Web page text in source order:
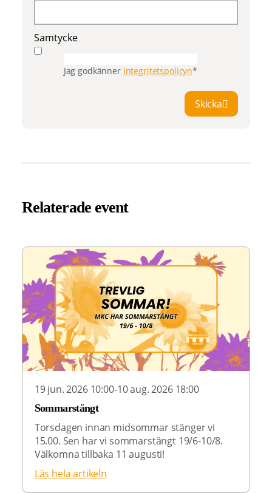
Samtycke
Jag godkänner integritetspolicyn*
Skicka
Relaterade event
19 jun. 2026 10:00-10 aug. 2026 18:00
Sommarstängt
Torsdagen innan midsommar stänger vi
15.00. Sen har vi sommarstängt 19/6-10/8.
Välkomna tillbaka 11 augusti!
Läs hela artikeln